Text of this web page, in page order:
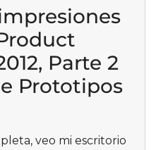
Parte 2
Prototipos
veo mi escritorio